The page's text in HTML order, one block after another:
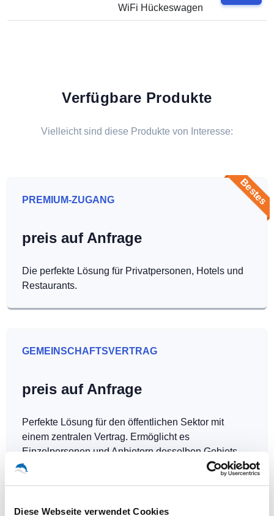
Diese Webseite verwendet Cookies
WiFi Hückeswagen
Verfügbare Produkte
Vielleicht sind diese Produkte von Interesse:
Bestes
PREMIUM-ZUGANG
preis auf Anfrage
Die perfekte Lösung für Privatpersonen, Hotels und
Restaurants.
GEMEINSCHAFTSVERTRAG
preis auf Anfrage
Perfekte Lösung für den öffentlichen Sektor mit
einem zentralen Vertrag. Ermöglicht es
Einzelpersonen und Anbietern desselben Gebiets,
Hotspots kostenlos zu betreiben.